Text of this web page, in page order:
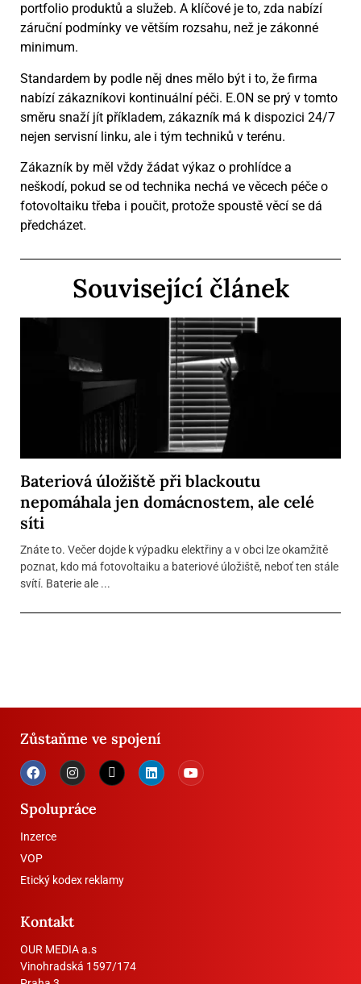
portfolio produktů a služeb. A klíčové je to, zda nabízí
záruční podmínky ve větším rozsahu, než je zákonné
minimum.
Standardem by podle něj dnes mělo být i to, že firma
nabízí zákazníkovi kontinuální péči. E.ON se prý v tomto
směru snaží jít příkladem, zákazník má k dispozici 24/7
nejen servisní linku, ale i tým techniků v terénu.
Zákazník by měl vždy žádat výkaz o prohlídce a
neškodí, pokud se od technika nechá ve věcech péče o
fotovoltaiku třeba i poučit, protože spoustě věcí se dá
předcházet.
Související článek
Bateriová úložiště při blackoutu
nepomáhala jen domácnostem, ale celé
síti
Znáte to. Večer dojde k výpadku elektřiny a v obci lze okamžitě
poznat, kdo má fotovoltaiku a bateriové úložiště, neboť ten stále
svítí. Baterie ale ...
Zůstaňme ve spojení
Spolupráce
Inzerce
VOP
Etický kodex reklamy
Kontakt
OUR MEDIA a.s
Vinohradská 1597/174